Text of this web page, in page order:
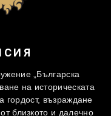
„Българска
на историческата
гордост, възраждане
близкото и далечно